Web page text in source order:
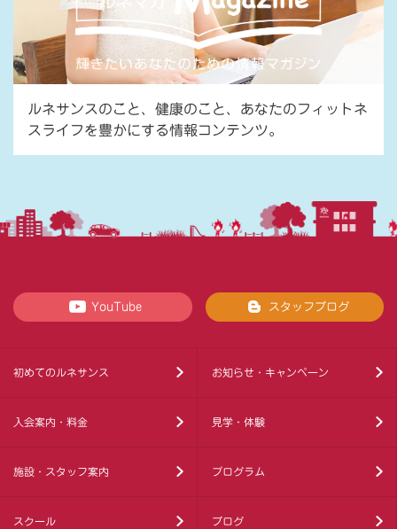
ルネサンスのこと、健康のこと、あなたのフィットネ
スライフを豊かにする情報コンテンツ。
YouTube スタッフブログ
初めてのルネサンス お知らせ・キャンペーン
入会案内・料金 見学・体験
施設・スタッフ案内 プログラム
スクール ブログ